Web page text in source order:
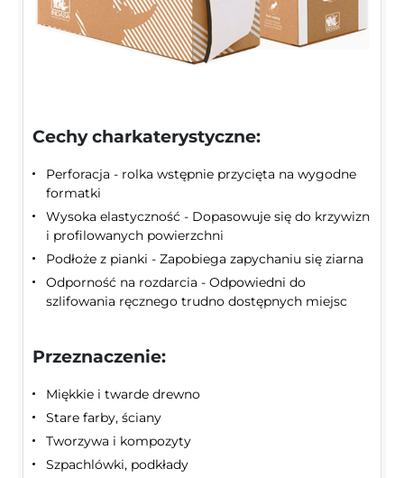
Cechy charkaterystyczne:
Perforacja - rolka wstępnie przycięta na wygodne
formatki
Wysoka elastyczność - Dopasowuje się do krzywizn
i profilowanych powierzchni
Podłoże z pianki - Zapobiega zapychaniu się ziarna
Odporność na rozdarcia - Odpowiedni do
szlifowania ręcznego trudno dostępnych miejsc
Przeznaczenie:
Miękkie i twarde drewno
Stare farby, ściany
Tworzywa i kompozyty
Szpachlówki, podkłady